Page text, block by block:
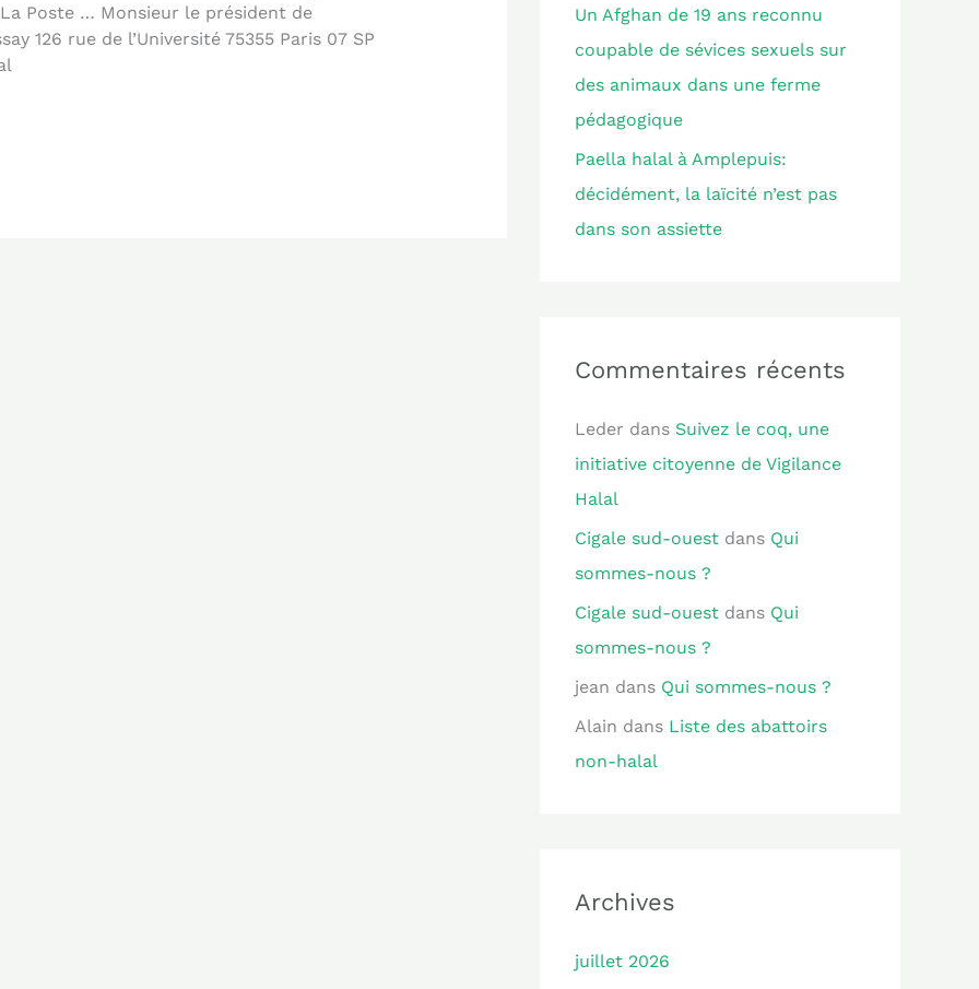
Poste … Monsieur le président de
126 rue de l’Université 75355 Paris 07 SP
Un Afghan de 19 ans reconnu
coupable de sévices sexuels sur
des animaux dans une ferme
pédagogique
Paella halal à Amplepuis:
décidément, la laïcité n’est pas
dans son assiette
Commentaires récents
Leder dans Suivez le coq, une
initiative citoyenne de Vigilance
Halal
Cigale sud-ouest dans Qui
sommes-nous ?
Cigale sud-ouest dans Qui
sommes-nous ?
jean dans Qui sommes-nous ?
Alain dans Liste des abattoirs
non-halal
Archives
juillet 2026